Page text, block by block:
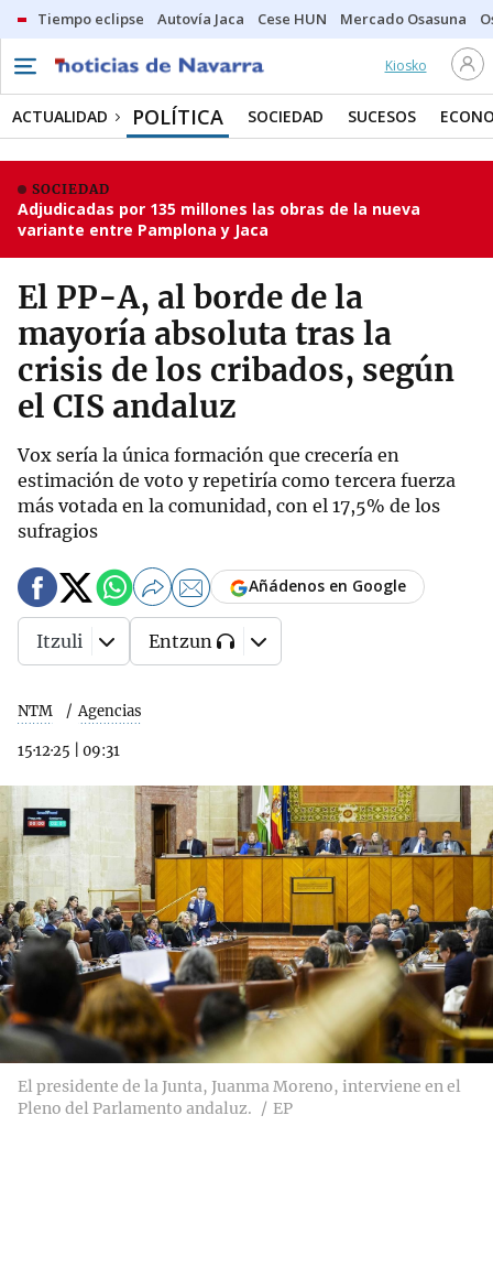
Tiempo eclipse Autovía Jaca Cese HUN Mercado Osasuna
Kiosko
ACTUALIDAD POLÍTICA SOCIEDAD SUCESOS
SOCIEDAD
Adjudicadas por 135 millones las obras de la nueva
variante entre Pamplona y Jaca
El PP-A, al borde de la
mayoría absoluta tras la
crisis de los cribados, según
el CIS andaluz
Vox sería la única formación que crecería en
estimación de voto y repetiría como tercera fuerza
más votada en la comunidad, con el 17,5% de los
sufragios
NTM Agencias
15·12·25 09:31
Añádenos en Google
Itzuli Entzun
El presidente de la Junta, Juanma Moreno, interviene en el
Pleno del Parlamento andaluz.
EP